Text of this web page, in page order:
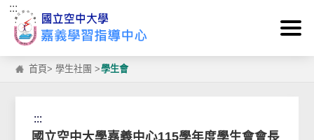
跳到主要內容區塊
:::
首頁>學生社團 >學生會
:::
國立空中大學嘉義中心115學年度學生會會長